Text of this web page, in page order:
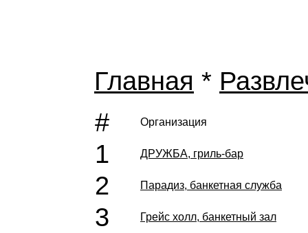
Главная *
#
Организация
1 ДРУЖБА, гриль-бар
2 Парадиз, банкетная служба
3 Грейс холл, банкетный зал